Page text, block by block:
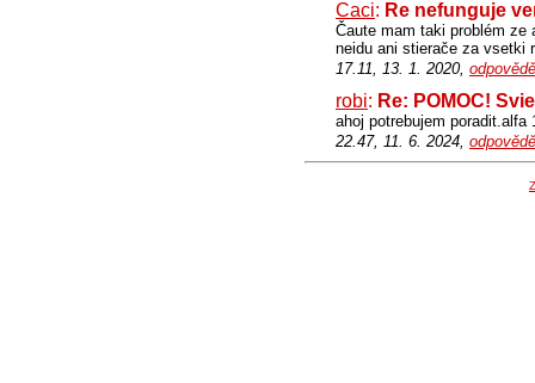
Caci: Re nefunguje
Čaute mam taki problém ze
neidu ani stierače za vsetki
17.11, 13. 1. 2020,
robi: Re: POMOC!
ahoj potrebujem
22.47, 11. 6. 2024,